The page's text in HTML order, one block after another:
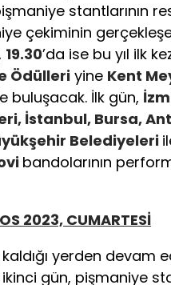
stantlarının
çekiminin
19.30’da ise bu yıl ilk
Ödülleri yine Kent
buluşacak. İlk gün,
İstanbul, Bursa,
Belediyeleri
bandolarının
2023, CUMARTESİ
yerden devam
gün, pişmaniye